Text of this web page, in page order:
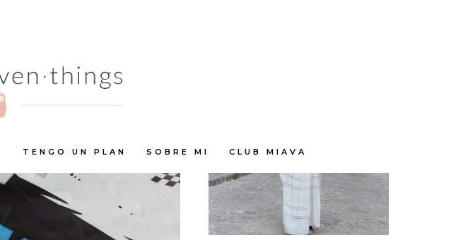
TENGO UN PLAN SOBRE MI CLUB MIAVA